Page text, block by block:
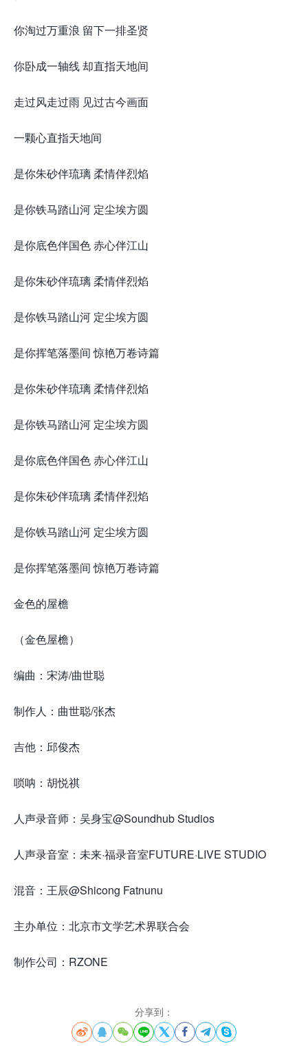
你淘过万重浪 留下一排圣贤
你卧成一轴线 却直指天地间
走过风走过雨 见过古今画面
一颗心直指天地间
是你朱砂伴琉璃 柔情伴烈焰
是你铁马踏山河 定尘埃方圆
是你底色伴国色 赤心伴江山
是你朱砂伴琉璃 柔情伴烈焰
是你铁马踏山河 定尘埃方圆
是你挥笔落墨间 惊艳万卷诗篇
是你朱砂伴琉璃 柔情伴烈焰
是你铁马踏山河 定尘埃方圆
是你底色伴国色 赤心伴江山
是你朱砂伴琉璃 柔情伴烈焰
是你铁马踏山河 定尘埃方圆
是你挥笔落墨间 惊艳万卷诗篇
金色的屋檐
（金色屋檐）
编曲：宋涛/曲世聪
制作人：曲世聪/张杰
吉他：邱俊杰
唢呐：胡悦祺
人声录音师：吴身宝@Soundhub Studios
人声录音室：未来·福录音室FUTURE·LIVE STUDIO
混音：王辰@Shicong Fatnunu
主办单位：北京市文学艺术界联合会
制作公司：RZONE
分享到：
       